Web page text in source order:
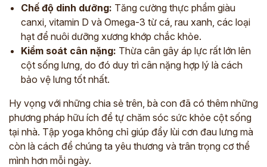
Chế độ dinh dưỡng: Tăng cường thực phẩm giàu
canxi, vitamin D và Omega-3 từ cá, rau xanh, các loại
hạt để nuôi dưỡng xương khớp chắc khỏe.
Kiểm soát cân nặng: Thừa cân gây áp lực rất lớn lên
cột sống lưng, do đó duy trì cân nặng hợp lý là cách
bảo vệ lưng tốt nhất.
Hy vọng với những chia sẻ trên, bà con đã có thêm những
phương pháp hữu ích để tự chăm sóc sức khỏe cột sống
tại nhà. Tập yoga không chỉ giúp đẩy lùi cơn đau lưng mà
còn là cách để chúng ta yêu thương và trân trọng cơ thể
mình hơn mỗi ngày.